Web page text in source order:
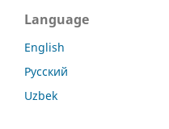
Language
English
Русский
Uzbek